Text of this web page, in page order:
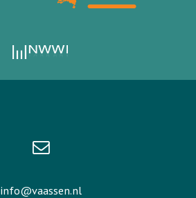
info@vaassen.nl